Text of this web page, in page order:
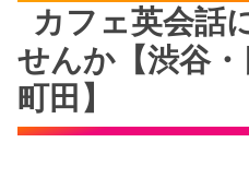
カフェ英会話
せんか【渋谷・
町田】